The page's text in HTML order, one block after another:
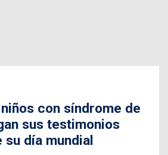
con síndrome de
sus testimonios
día mundial